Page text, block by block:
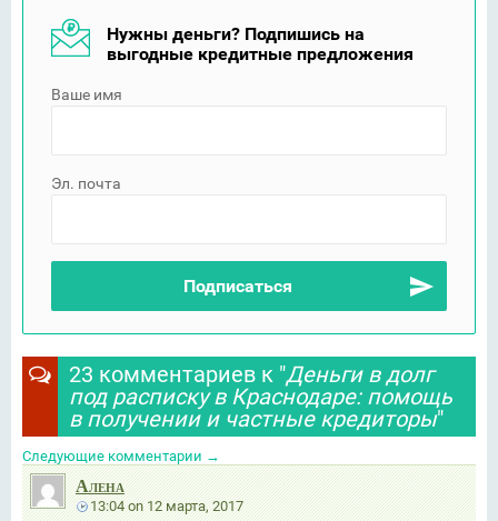
Нужны деньги? Подпишись на
выгодные кредитные предложения
Ваше имя
Эл. почта
23 комментариев к "Деньги в долг
под расписку в Краснодаре: помощь
в получении и частные кредиторы"
Следующие комментарии →
Алена
13:04on12 марта, 2017